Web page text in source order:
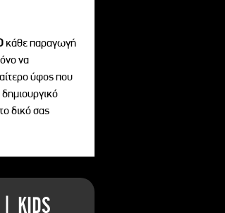
κάθε παραγωγή
να
ύφος που
δικό σας
| KIDS